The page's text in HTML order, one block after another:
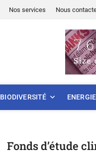
Nos services Nous
BIODIVERSITÉ
Fonds d’étude